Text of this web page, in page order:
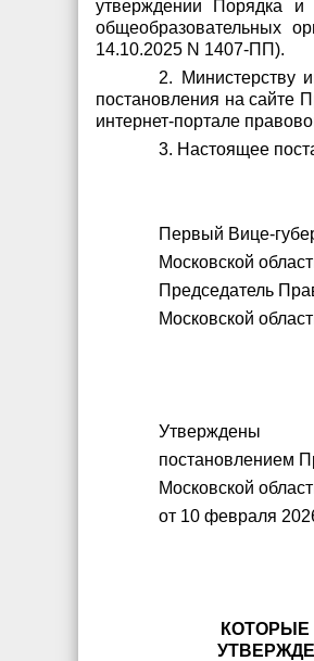
утверждении Порядка и
общеобразовательных
14.10.2025 N 1407-ПП).
2. Министерству
постановления на сайте
интернет-портале
3. Настоящее
Первый Вице-
Московской
Председатель
Утверждены
постановлением
Московской
от 10 февраля
КОТОРЫЕ